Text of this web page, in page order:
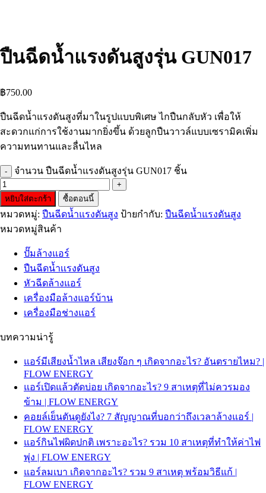
ปืนฉีดน้ำแรงดันสูงรุ่น GUN017
฿750.00
ปืนฉีดน้ำแรงดันสูงที่มาในรูปแบบพิเศษ ไกปืนกลับหัว เพื่อให้
สะดวกแก่การใช้งานมากยิ่งขึ้น ด้วยลูกปืนวาวล์แบบเซรามิคเพิ่ม
ความทนทานและลื่นไหล
จำนวน ปืนฉีดน้ำแรงดันสูงรุ่น GUN017 ชิ้น
หยิบใส่ตะกร้า ซื้อตอนนี้
หมวดหมู่: ปืนฉีดน้ำแรงดันสูง ป้ายกำกับ: ปืนฉีดน้ำแรงดันสูง
หมวดหมู่สินค้า
ปั๊มล้างแอร์
ปืนฉีดน้ำเเรงดันสูง
หัวฉีดล้างแอร์
เครื่องมือล้างแอร์บ้าน
เครื่องมือช่างแอร์
บทความน่ารู้
แอร์มีเสียงน้ำไหล เสียงจ๊อก ๆ เกิดจากอะไร? อันตรายไหม? |
FLOW ENERGY
แอร์เปิดแล้วตัดบ่อย เกิดจากอะไร? 9 สาเหตุที่ไม่ควรมอง
ข้าม | FLOW ENERGY
คอยล์เย็นตันดูยังไง? 7 สัญญาณที่บอกว่าถึงเวลาล้างแอร์ |
FLOW ENERGY
แอร์กินไฟผิดปกติ เพราะอะไร? รวม 10 สาเหตุที่ทำให้ค่าไฟ
พุ่ง | FLOW ENERGY
แอร์ลมเบา เกิดจากอะไร? รวม 9 สาเหตุ พร้อมวิธีแก้ |
FLOW ENERGY